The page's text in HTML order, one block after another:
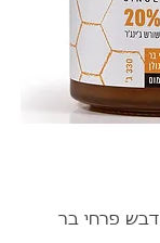
מיקס מדהים של 80% דבש פרחי בר